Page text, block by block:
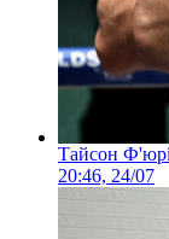
Тайсон Ф'юрі
20:46, 24/07